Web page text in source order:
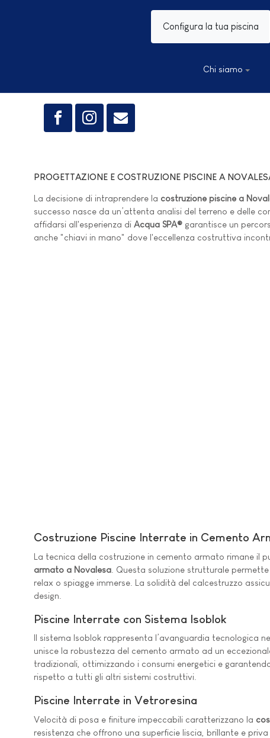
Configura la tua piscina
Chi siamo
PROGETTAZIONE E COSTRUZIONE PISCINE A
La decisione di intraprendere la costruzione piscine a
successo nasce da un’attenta analisi del terreno e delle
affidarsi all'esperienza di Acqua SPA® garantisce un
anche "chiavi in mano" dove l'eccellenza costruttiva
Costruzione Piscine Interrate in Cemento
La tecnica della costruzione in cemento armato rimane il
armato a Novalesa . Questa soluzione strutturale
relax o spiagge immerse. La solidità del calcestruzzo
design.
Piscine Interrate con Sistema Isoblok
Il sistema Isoblok rappresenta l’avanguardia tecnologica
unisce la robustezza del cemento armato ad un
tradizionali, ottimizzando i consumi energetici e
rispetto a tutti gli altri sistemi costruttivi.
Piscine Interrate in Vetroresina
Velocità di posa e finiture impeccabili caratterizzano la
resistenza che offrono una superficie liscia, brillante e